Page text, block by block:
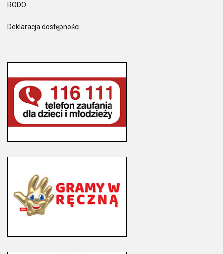
RODO
Deklaracja dostępności